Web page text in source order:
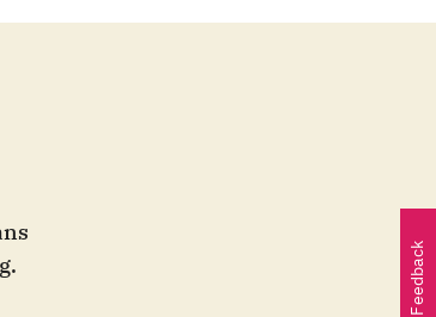
Feedback